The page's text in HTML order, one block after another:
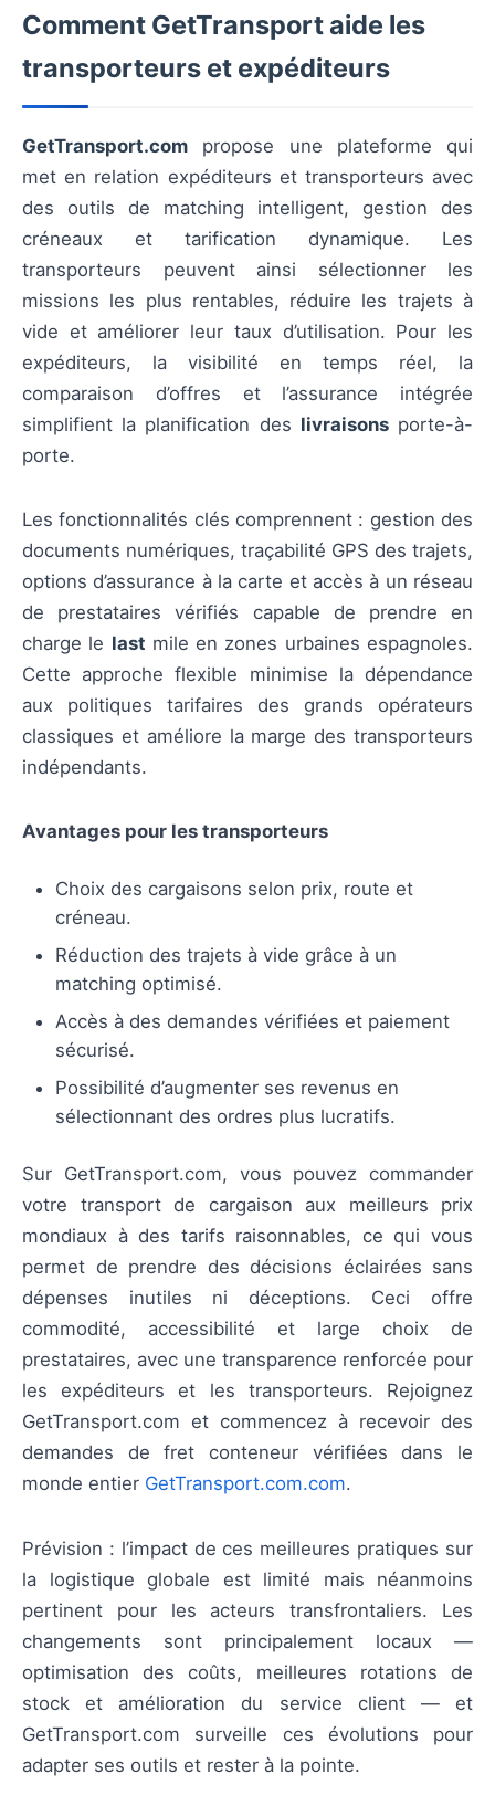
Comment GetTransport aide les
transporteurs et expéditeurs
GetTransport.com propose une plateforme qui
met en relation expéditeurs et transporteurs avec
des outils de matching intelligent, gestion des
créneaux et tarification dynamique. Les
transporteurs peuvent ainsi sélectionner les
missions les plus rentables, réduire les trajets à
vide et améliorer leur taux d’utilisation. Pour les
expéditeurs, la visibilité en temps réel, la
comparaison d’offres et l’assurance intégrée
simplifient la planification des livraisonsporte-à-
porte.
Les fonctionnalités clés comprennent : gestion des
documents numériques, traçabilité GPS des trajets,
options d’assurance à la carte et accès à un réseau
de prestataires vérifiés capable de prendre en
charge le last mile en zones urbaines espagnoles.
Cette approche flexible minimise la dépendance
aux politiques tarifaires des grands opérateurs
classiques et améliore la marge des transporteurs
indépendants.
Avantages pour les transporteurs
Choix des cargaisons selon prix, route et
créneau.
Réduction des trajets à vide grâce à un
matching optimisé.
Accès à des demandes vérifiées et paiement
sécurisé.
Possibilité d’augmenter ses revenus en
sélectionnant des ordres plus lucratifs.
Sur GetTransport.com, vous pouvez commander
votre transport de cargaison aux meilleurs prix
mondiaux à des tarifs raisonnables, ce qui vous
permet de prendre des décisions éclairées sans
dépenses inutiles ni déceptions. Ceci offre
commodité, accessibilité et large choix de
prestataires, avec une transparence renforcée pour
les expéditeurs et les transporteurs. Rejoignez
GetTransport.com et commencez à recevoir des
demandes de fret conteneur vérifiées dans le
monde entier GetTransport.com.com.
Prévision : l’impact de ces meilleures pratiques sur
la logistique globale est limité mais néanmoins
pertinent pour les acteurs transfrontaliers. Les
changements sont principalement locaux —
optimisation des coûts, meilleures rotations de
stock et amélioration du service client — et
GetTransport.com surveille ces évolutions pour
adapter ses outils et rester à la pointe.